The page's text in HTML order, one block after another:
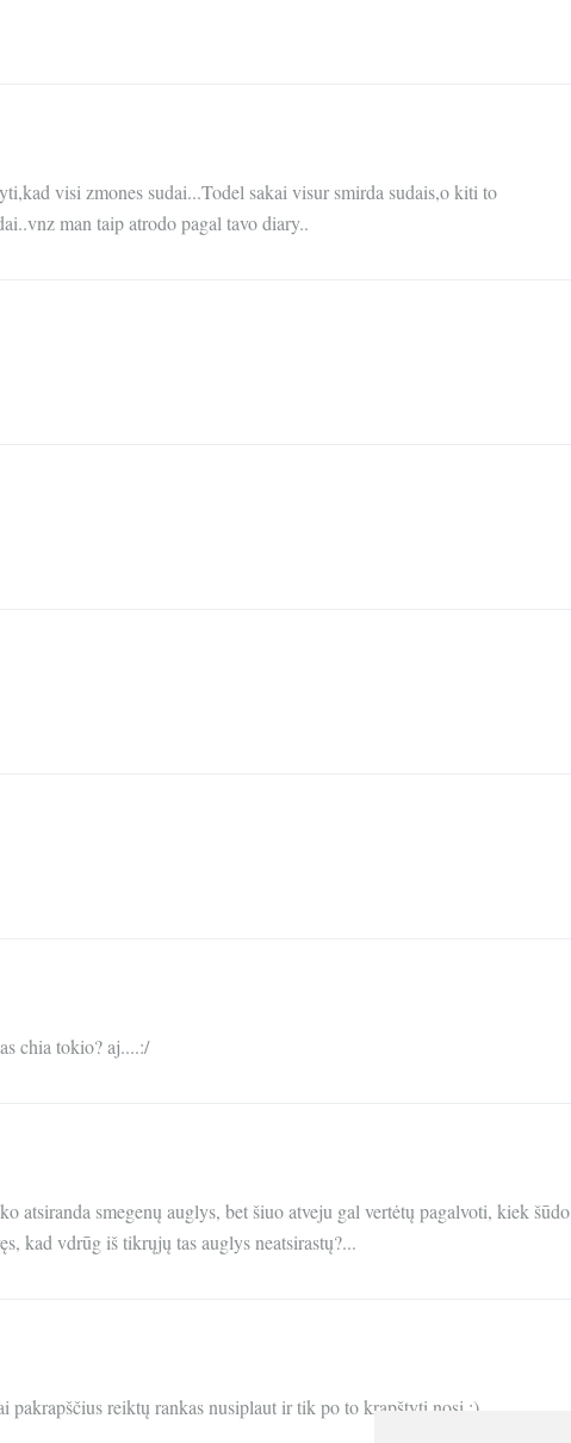
visi zmones sudai...Todel sakai visur smirda sudais,o kiti to
man taip atrodo pagal tavo diary..
chia tokio? aj....:/
atsiranda smegenų auglys, bet šiuo atveju gal vertėtų pagalvoti, kiek šūdo
kad vdrūg iš tikrųjų tas auglys neatsirastų?...
pakrapščius reiktų rankas nusiplaut ir tik po to krapštyti nosį :)